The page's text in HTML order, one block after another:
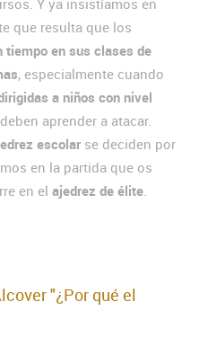
Y ya insistíamos en
que resulta que los
tiempo en sus clases de
, especialmente cuando
a niños con nivel
aprender a atacar.
escolar se deciden por
en la partida que os
en el ajedrez de élite.
"¿Por qué el